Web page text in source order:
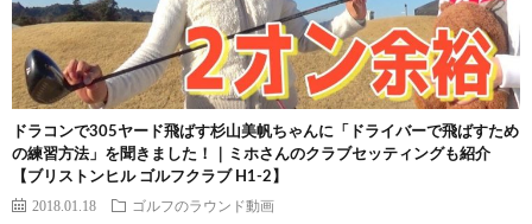
ドラコンで305ヤード飛ばす杉山美帆ちゃんに「ドライバーで飛ばすため
の練習方法」を聞きました！｜ミホさんのクラブセッティングも紹介
【ブリストンヒル ゴルフクラブ H1-2】
2018.01.18 ゴルフのラウンド動画